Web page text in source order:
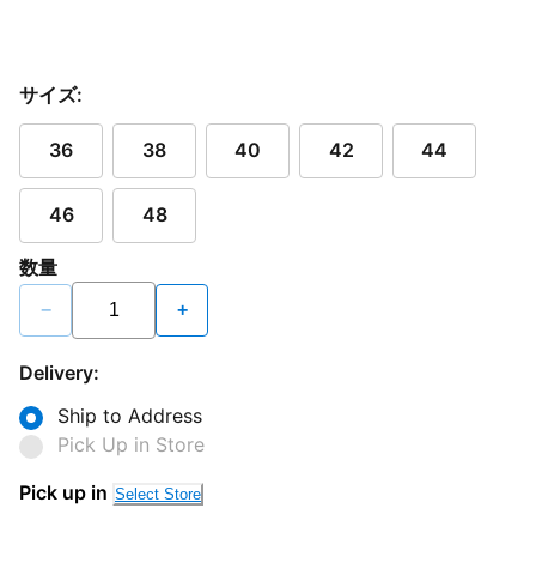
サイズ:
36 38 40 42 44
46 48
数量
− +
Delivery:
Ship to Address
Pick Up in Store
Pick up in Select Store